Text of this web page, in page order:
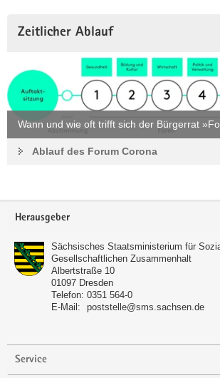
Zeitlicher Ablauf
Wann und wie oft trifft sich der Bürgerrat
Ablauf des Forum Corona
Footer-
Herausgeber
Sächsisches Staatsministerium für
Gesellschaftlichen Zusammenhalt
Albertstraße 10
01097 Dresden
Telefon: 0351 564-0
E-Mail:
poststelle@sms.sachsen.de
Service